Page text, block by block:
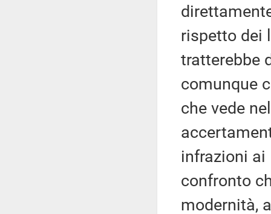
rispetto dei
tratterebbe
comunque
che vede
infrazioni
confronto
modernità,